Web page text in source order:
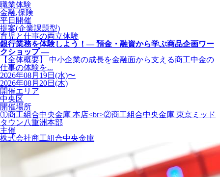
職業体験
金融,保険
平日開催
提案(企業課題型)
育児と仕事の両立体験
銀行業務を体験しよう！― 預金・融資から学ぶ商品企画ワー
クショップ ―
【全体概要】 中小企業の成長を金融面から支える商工中金の
仕事の体験を...
2026年08月19日(水)〜
2026年08月20日(木)
開催エリア
中央区
開催場所
①商工組合中央金庫 本店<br>②商工組合中央金庫 東京ミッド
タウン八重洲本部
主催
株式会社商工組合中央金庫